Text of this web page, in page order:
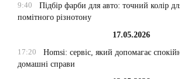
9:40
Підбір фарби для авто: точний колір
помітного різнотону
17.05.2026
17:20
Homsi: сервіс, який допомагає
домашні справи